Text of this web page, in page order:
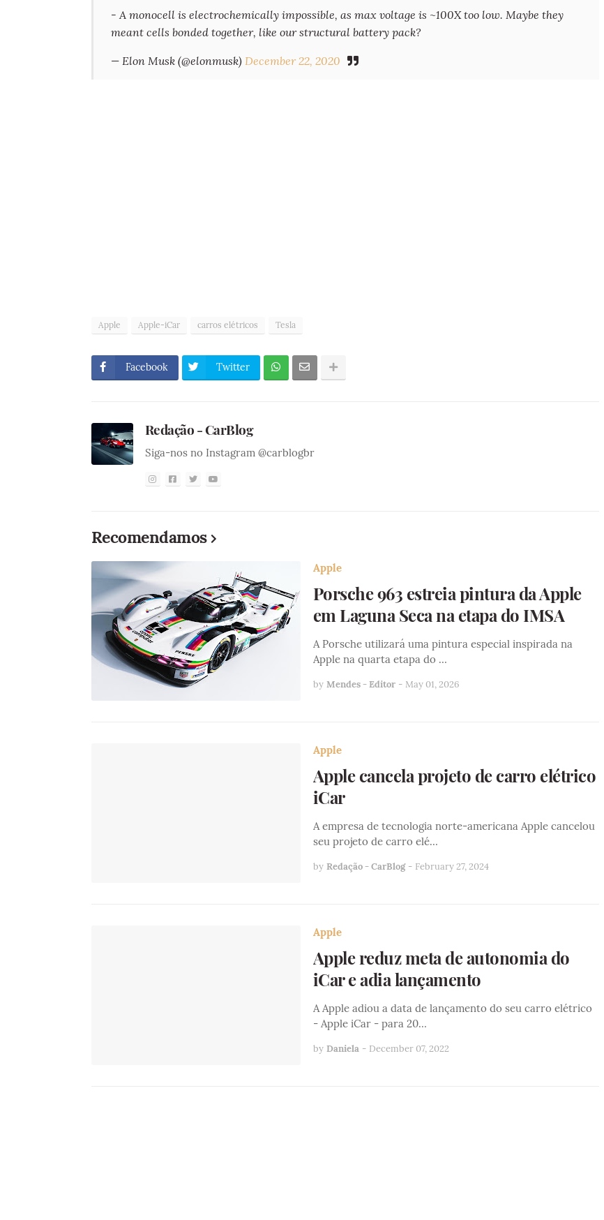
- A monocell is electrochemically impossible, as max voltage is ~100X too low. Maybe they
meant cells bonded together, like our structural battery pack?
— Elon Musk (@elonmusk) December 22, 2020
Apple Apple-iCar carros elétricos Tesla
Facebook Twitter
Redação - CarBlog
Siga-nos no Instagram @carblogbr
Recomendamos
Apple
Porsche 963 estreia pintura da Apple
em Laguna Seca na etapa do IMSA
A Porsche utilizará uma pintura especial inspirada na
Apple na quarta etapa do …
by Mendes - Editor - May 01, 2026
Apple
Apple cancela projeto de carro elétrico
iCar
A empresa de tecnologia norte-americana Apple cancelou
seu projeto de carro elé…
by Redação - CarBlog - February 27, 2024
Apple
Apple reduz meta de autonomia do
iCar e adia lançamento
A Apple adiou a data de lançamento do seu carro elétrico
- Apple iCar - para 20…
by Daniela - December 07, 2022